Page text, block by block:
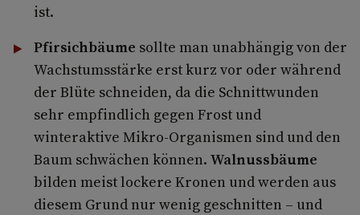
ist.
Pfirsichbäume sollte man unabhängig von der
Wachstumsstärke erst kurz vor oder während
der Blüte schneiden, da die Schnittwunden
sehr empfindlich gegen Frost und
winteraktive Mikro-Organismen sind und den
Baum schwächen können. Walnussbäume
bilden meist lockere Kronen und werden aus
diesem Grund nur wenig geschnitten – und